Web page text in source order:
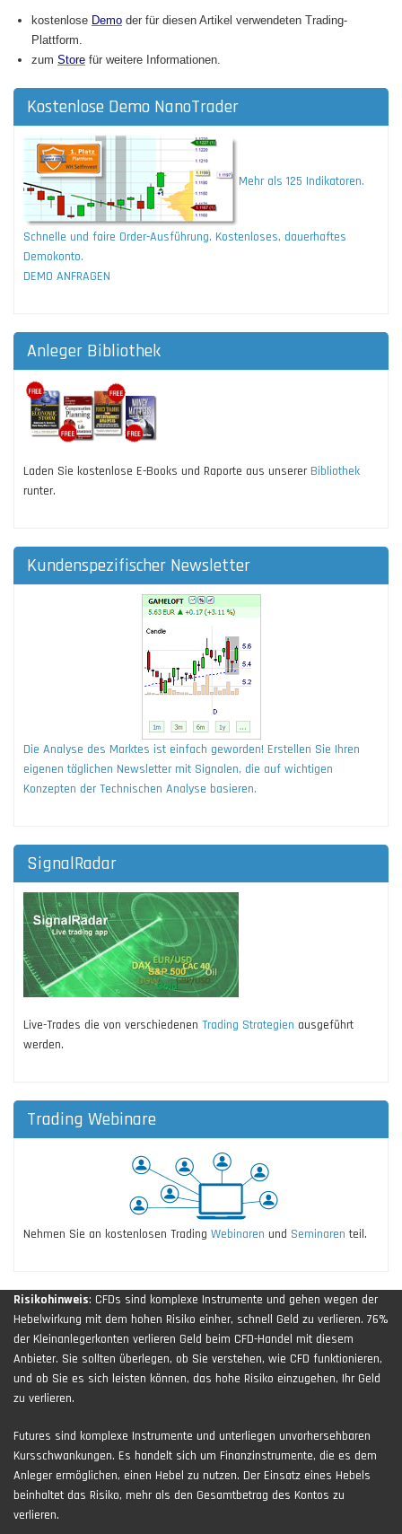
kostenlose Demo der für diesen Artikel verwendeten Trading-
Plattform.
zum Store für weitere Informationen.
Kostenlose Demo NanoTrader
Mehr als 125 Indikatoren.
Schnelle und faire Order-Ausführung. Kostenloses, dauerhaftes
Demokonto.
DEMO ANFRAGEN
Anleger Bibliothek
Laden Sie kostenlose E-Books und Raporte aus unserer Bibliothek
runter.
Kundenspezifischer Newsletter
Die Analyse des Marktes ist einfach geworden! Erstellen Sie Ihren
eigenen täglichen Newsletter mit Signalen, die auf wichtigen
Konzepten der Technischen Analyse basieren.
SignalRadar
Live-Trades die von verschiedenen Trading Strategien ausgeführt
werden.
Trading Webinare
Nehmen Sie an kostenlosen Trading Webinaren und Seminaren teil.
Risikohinweis: CFDs sind komplexe Instrumente und gehen wegen der
Hebelwirkung mit dem hohen Risiko einher, schnell Geld zu verlieren. 76%
der Kleinanlegerkonten verlieren Geld beim CFD-Handel mit diesem
Anbieter. Sie sollten überlegen, ob Sie verstehen, wie CFD funktionieren,
und ob Sie es sich leisten können, das hohe Risiko einzugehen, Ihr Geld
zu verlieren.
Futures sind komplexe Instrumente und unterliegen unvorhersehbaren
Kursschwankungen. Es handelt sich um Finanzinstrumente, die es dem
Anleger ermöglichen, einen Hebel zu nutzen. Der Einsatz eines Hebels
beinhaltet das Risiko, mehr als den Gesamtbetrag des Kontos zu
verlieren.